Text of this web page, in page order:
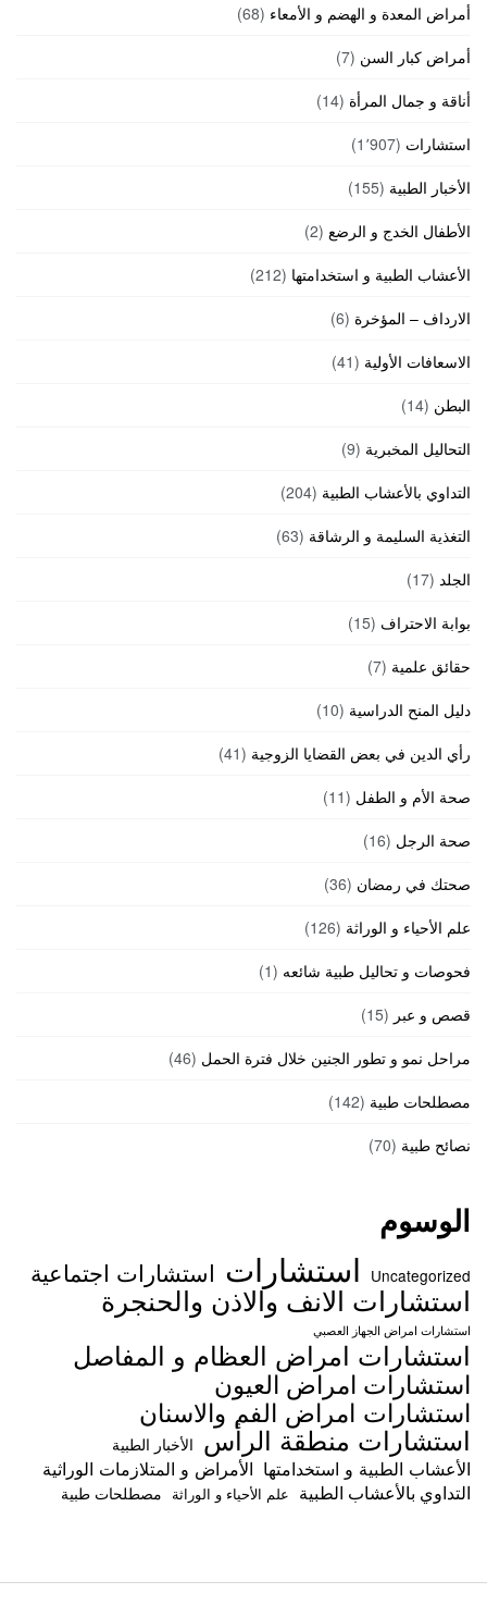
أمراض المعدة و الهضم و الأمعاء (68)
أمراض كبار السن (7)
أناقة و جمال المرأة (14)
استشارات (1٬907)
الأخبار الطبية (155)
الأطفال الخدج و الرضع (2)
الأعشاب الطبية و استخدامتها (212)
الارداف – المؤخرة (6)
الاسعافات الأولية (41)
البطن (14)
التحاليل المخبرية (9)
التداوي بالأعشاب الطبية (204)
التغذية السليمة و الرشاقة (63)
الجلد (17)
بوابة الاحتراف (15)
حقائق علمية (7)
دليل المنح الدراسية (10)
رأي الدين في بعض القضايا الزوجية (41)
صحة الأم و الطفل (11)
صحة الرجل (16)
صحتك في رمضان (36)
علم الأحياء و الوراثة (126)
فحوصات و تحاليل طبية شائعه (1)
قصص و عبر (15)
مراحل نمو و تطور الجنين خلال فترة الحمل (46)
مصطلحات طبية (142)
نصائح طبية (70)
الوسوم
Uncategorized استشارات استشارات اجتماعية
استشارات الانف والاذن والحنجرة
استشارات امراض الجهاز العصبي
استشارات امراض العظام و المفاصل
استشارات امراض العيون
استشارات امراض الفم والاسنان
استشارات منطقة الرأس الأخبار الطبية
الأعشاب الطبية و استخدامتها الأمراض و المتلازمات الوراثية
التداوي بالأعشاب الطبية علم الأحياء و الوراثة مصطلحات طبية